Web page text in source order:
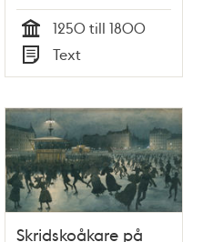
Tid
1250 till 1800
Typ
Text
Skridskoåkare på